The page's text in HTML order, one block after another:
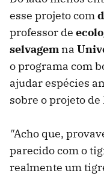
esse projeto com
professor de
selvagem na
o programa com
ajudar espécies
sobre o projeto de
"Acho que,
parecido com o
realmente um